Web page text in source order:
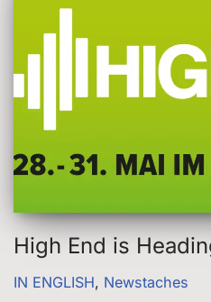
High End is
IN ENGLISH, Newstaches